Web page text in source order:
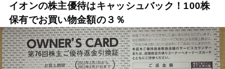
イオンの株主優待はキャッシュバック！100株
保有でお買い物金額の３％